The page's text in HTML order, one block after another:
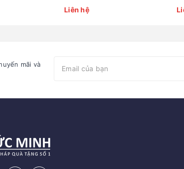
Liên hệ
mãi và